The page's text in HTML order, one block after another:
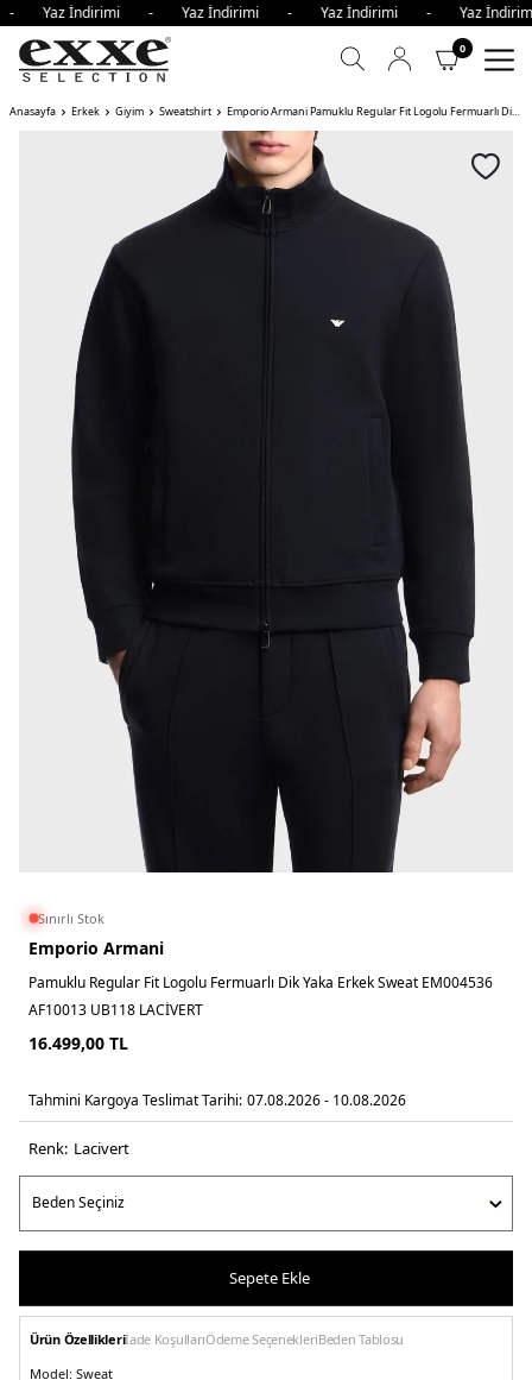
Yaz İndirimi - Yaz İndirimi - Yaz İndirimi - Yaz
0
Anasayfa Erkek Giyim Sweatshirt Emporio Armani Pamuklu Regular Fit Logolu Fermuarlı Dik Yaka Erkek Sweat
Sınırlı Stok
Emporio Armani
Pamuklu Regular Fit Logolu Fermuarlı Dik Yaka Erkek Sweat EM004536
AF10013 UB118 LACİVERT
16.499,00 TL
Tahmini Kargoya Teslimat Tarihi: 07.08.2026 - 10.08.2026
Renk: laci̇vert
Sepete Ekle
Ürün Özellikleriİade KoşullarıÖdeme SeçenekleriBeden Tablosu
Model: Sweat